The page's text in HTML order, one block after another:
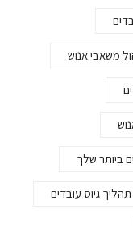
משאבי אנוש
ביותר שלך
תהליך גיוס עובדים